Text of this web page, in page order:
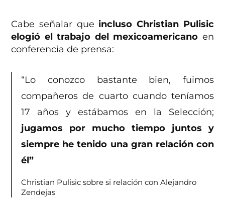
Cabe señalar que incluso Christian Pulisic
elogió el trabajo del mexicoamericano en
conferencia de prensa:
“Lo conozco bastante bien, fuimos
compañeros de cuarto cuando teníamos
17 años y estábamos en la Selección;
jugamos por mucho tiempo juntos y
siempre he tenido una gran relación con
él”
Christian Pulisic sobre si relación con Alejandro
Zendejas